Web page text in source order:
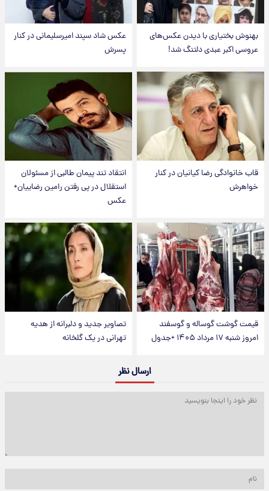
بهنوش بختیاری با دیدن عکس‌های
عروسی اکبر عبدی دلتنگ شد!
عکس شاد سپند امیرسلیمانی در کنار
پسرش
قاب خانوادگی رضا کیانیان در کنار
خواهرش
انتقاد تند پیمان طالبی از مسئولان
استقلال در پی رفتن رامین رضاییان+
عکس
قیمت گوشت گوساله و گوسفند
امروز شنبه ۱۷ مرداد ۱۴۰۵ +جدول
تصاویر جدید و دلبرانه از هدیه
تهرانی در یک گلخانه
ارسال نظر